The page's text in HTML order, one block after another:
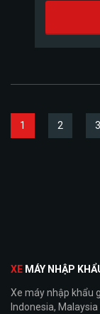
1 2 3
XE MÁY NHẬP
Xe máy nhập khẩu
Indonesia,